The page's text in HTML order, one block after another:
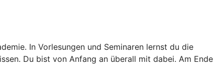
In Vorlesungen und Seminaren lernst du die
Du bist von Anfang an überall mit dabei. Am Ende